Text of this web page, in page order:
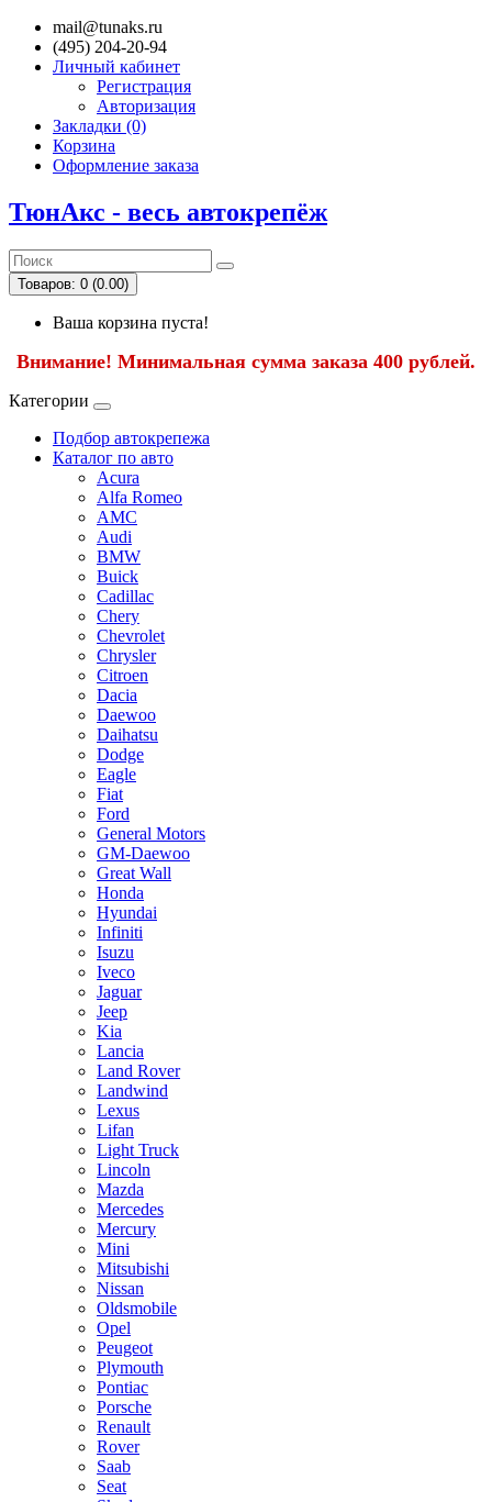
mail@tunaks.ru
(495) 204-20-94
Личный кабинет
Регистрация
Авторизация
Закладки (0)
Корзина
Оформление заказа
ТюнАкс - весь автокрепёж
Товаров: 0 (0.00)
Ваша корзина пуста!
Внимание! Минимальная сумма заказа 400 рублей.
Категории
Подбор автокрепежа
Каталог по авто
Acura
Alfa Romeo
AMC
Audi
BMW
Buick
Cadillac
Chery
Chevrolet
Chrysler
Citroen
Dacia
Daewoo
Daihatsu
Dodge
Eagle
Fiat
Ford
General Motors
GM-Daewoo
Great Wall
Honda
Hyundai
Infiniti
Isuzu
Iveco
Jaguar
Jeep
Kia
Lancia
Land Rover
Landwind
Lexus
Lifan
Light Truck
Lincoln
Mazda
Mercedes
Mercury
Mini
Mitsubishi
Nissan
Oldsmobile
Opel
Peugeot
Plymouth
Pontiac
Porsche
Renault
Rover
Saab
Seat